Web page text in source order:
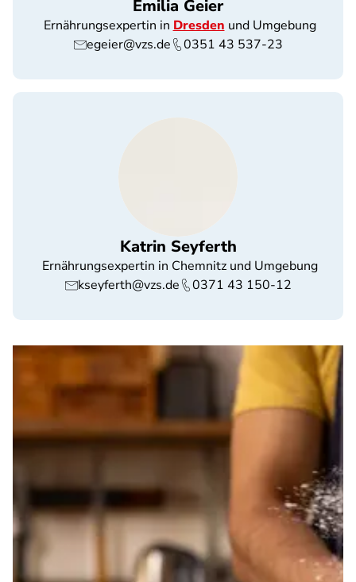
Emilia Geier
Ernährungsexpertin in Dresden und Umgebung
egeier@vzs.de
0351 43 537-23
Katrin Seyferth
Ernährungsexpertin in Chemnitz und Umgebung
kseyferth@vzs.de
0371 43 150-12